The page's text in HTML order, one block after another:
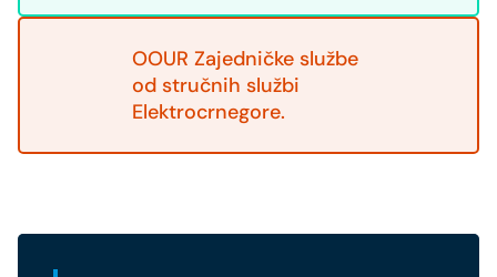
OOUR Zajedničke službe
od stručnih službi
Elektrocrnegore.